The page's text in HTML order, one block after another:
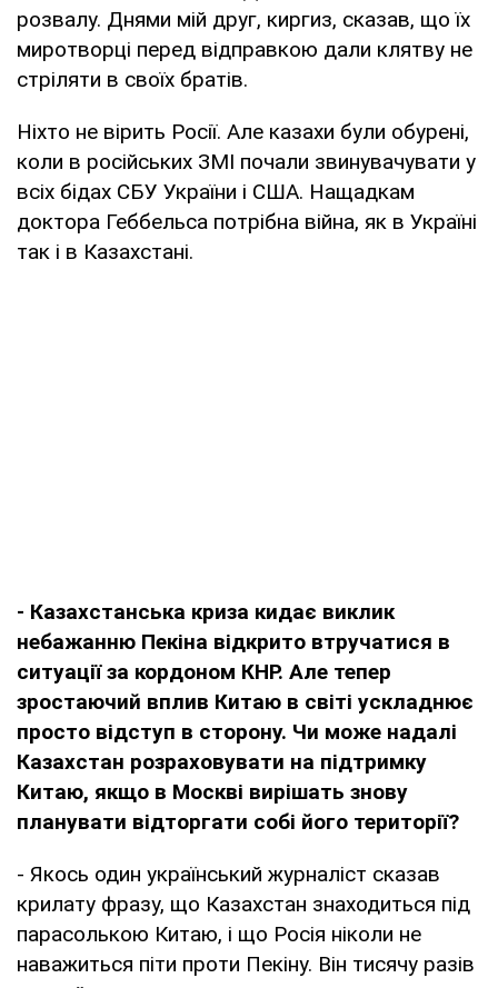
розвалу. Днями мій друг, киргиз, сказав, що їх
миротворці перед відправкою дали клятву не
стріляти в своїх братів.
Ніхто не вірить Росії. Але казахи були обурені,
коли в російських ЗМІ почали звинувачувати у
всіх бідах СБУ України і США. Нащадкам
доктора Геббельса потрібна війна, як в Україні
так і в Казахстані.
- Казахстанська криза кидає виклик
небажанню Пекіна відкрито втручатися в
ситуації за кордоном КНР. Але тепер
зростаючий вплив Китаю в світі ускладнює
просто відступ в сторону. Чи може надалі
Казахстан розраховувати на підтримку
Китаю, якщо в Москві вирішать знову
планувати відторгати собі його території?
- Якось один український журналіст сказав
крилату фразу, що Казахстан знаходиться під
парасолькою Китаю, і що Росія ніколи не
наважиться піти проти Пекіну. Він тисячу разів